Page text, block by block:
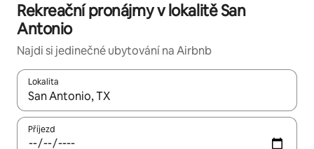
Rekreační pronájmy v lokalitě San
Antonio
Najdi si jedinečné ubytování na Airbnb
Lokalita
Až budou výsledky k dispozici, můžeš si je procházet pomocí
Příjezd